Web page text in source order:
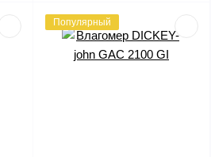
Популярный